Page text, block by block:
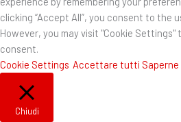
clicking “Accept All”, you consent to the
However, you may visit "Cookie
consent.
Cookie Settings Accettare tutti Saperne
Chiudi